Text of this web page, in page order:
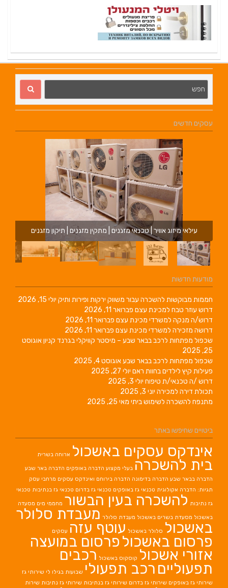
עסקים חדשים
עילאי מיזוג אוויר | טכנאי מזגנים | מתקין מזגנים | תיקון מזגנים
מודעות חדשות
חממות מבוקשות להשכרה עבור משווק ירקות ופירות ותיק יולי 15, 2026
דרוש עוזר טבח למכינת עצם פברואר 11, 2026
דרוש/ה מנקה למשרדי מכינת עצם פברואר 11, 2026
דרושה מזכירה למשרדי מכינת עצם פברואר 11, 2026
שכפול מפתחות לרכב בבאר שבע – מיסטר קוויקלי בגרנד קניוןאוגוסט
25, 2025
שכפול מפתחות לרכב בבאר שבעאוגוסט 4, 2025
פעילות קיץ לילדים בחוות ראם יולי 27, 2025
דרוש /ה טכנאי/ת טיפוח יולי 3, 2025
תכולת דירה למכירה יוני 3, 2025
מתנפח להשכרה לשימוש ביתי מאי 25, 2025
ביטויים שחיפשו באתר
אינדקס עסקים באשכול ארוחה בשרית
בית להשכרה בעלי מקצוע הדברה באופקים הדברה באר שבע
הדברה בבאר שבע הדברה בדימונה הדברה בירוחם ואינדקס עסקים מרחבי עסק
תגיות: הדברה אקולוגית טכנאי גז באופקים טכנאי גז בדרום טכנאי גז בנתיבות טכנאי
גז נתיבות להשכרה בעין הבשור מחממי מים מסעדה
באשכול מסעדת בשרים באשכול מעבדת סלולר מעבדת סלולר
באשכול סלולר באשכול עוטף עזה עסקים
פרסום באשכול פרסום במועצה
אזורי אשכול קוסקוס באשכול רכבים
תפעוליים רכב תפעולי שבועות בגילו לי שירותי גז
שירותי גז באופקים שירותי גז בדרום שירותי גז בנתיבות שירותי גז נתיבות שירות